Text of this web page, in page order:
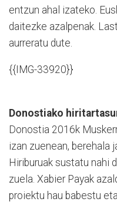
entzun ahal izateko.
daitezke azalpenak.
aurreratu dute.
{{IMG-33920}}
Donostiako
Donostia 2016k
izan zuenean, berehala
Hiriburuak sustatu nahi
zuela. Xabier Payak
proiektu hau babestu